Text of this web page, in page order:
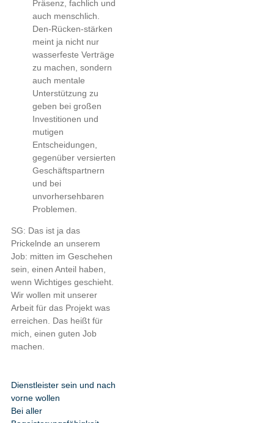
Präsenz, fachlich und
auch menschlich.
Den-Rücken-stärken
meint ja nicht nur
wasserfeste Verträge
zu machen, sondern
auch mentale
Unterstützung zu
geben bei großen
Investitionen und
mutigen
Entscheidungen,
gegenüber versierten
Geschäftspartnern
und bei
unvorhersehbaren
Problemen.
SG: Das ist ja das
Prickelnde an unserem
Job: mitten im Geschehen
sein, einen Anteil haben,
wenn Wichtiges geschieht.
Wir wollen mit unserer
Arbeit für das Projekt was
erreichen. Das heißt für
mich, einen guten Job
machen.
Dienstleister sein und nach
vorne wollen
Bei aller